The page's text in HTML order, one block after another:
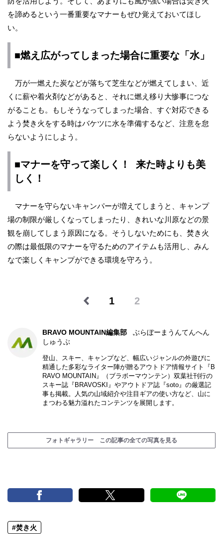
を諦めるという一番重要なマナーもぜひ覚えておいてほし
い。
■燃え広がってしまった場合に重要な「水」
万が一燃えた炭などが落ちて芝生などが燃えてしまい、近
くに薪や着火剤などがあると、それに燃え移り大惨事につな
がることも。もしそうなってしまった場合、すぐ対応できる
よう焚き火をする時はバケツに水を準備するなど、注意を怠
らないようにしよう。
■マナーを守って楽しく！ 来た時よりも美
しく！
マナーを守らないキャンパーが増えてしまうと、キャンプ
場の制限が厳しくなってしまったり、きれいな川原などの景
観を崩してしまう原因になる。そうしないためにも、焚き火
の際は最低限のマナーを守るためのアイテムも活用し、みん
なで楽しくキャンプができる環境を守ろう。
1 2
BRAVO MOUNTAIN編集部
ぶらぼーまうんてんへん
しゅうぶ
登山、スキー、キャンプなど、幅広いジャンルの外遊びに
精通した多彩なライター陣が贈るアウトドア情報サイト『B
RAVO MOUNTAIN』（ブラボーマウンテン）双葉社刊行の
スキー誌『BRAVOSKI』やアウトドア誌『soto』の厳選記
事も掲載。人気の山域紹介や注目ギアの使い方など、山に
まつわる魅力溢れたコンテンツを展開します。
フォトギャラリー この記事の全ての写真を見る
#焚き火